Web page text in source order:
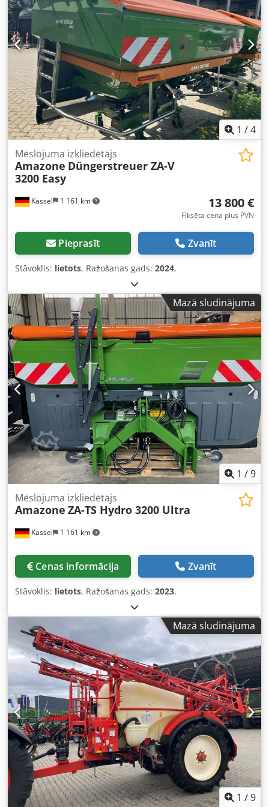
1 /4
Kassel 1 161 km
Mēslojuma izkliedētājs
Amazone Düngerstreuer ZA-V
3200 Easy
13 800 €
Fiksēta cena plus PVN
Pieprasīt Zvanīt
Stāvoklis: lietots, Ražošanas gads: 2024,
Mazā sludinājuma
1 /9
Kassel 1 161 km
Mēslojuma izkliedētājs
Amazone ZA-TS Hydro 3200 Ultra
Cenas informācija Zvanīt
Stāvoklis: lietots, Ražošanas gads: 2023,
Mazā sludinājuma
1 /9